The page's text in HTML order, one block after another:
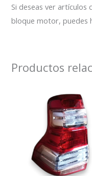
Si deseas ver
bloque motor, puedes
Productos
de
precios:
desde
$480,000
hasta
$950,000